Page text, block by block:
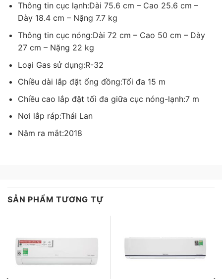
Tấm vi lọc bụi loại bỏ các tác nhân gây dị ứng
đường hô hấp có trong không khí
Giờ đây sức khỏe hô hấp của cả gia đình bạn luôn
tấm lọc này, mọi bụi bẩn, vi khuẩn hay các tác nhân
gây dị ứng trong không khí sẽ bị bắt giữ và loại bỏ
Thông tin cục lạnh:Dài 75.6 cm – Cao 25.6 cm –
Dày 18.4 cm – Nặng 7.7 kg
Thông tin cục nóng:Dài 72 cm – Cao 50 cm – Dày
27 cm – Nặng 22 kg
Loại Gas sử dụng:R-32
Chiều dài lắp đặt ống đồng:Tối đa 15 m
Chiều cao lắp đặt tối đa giữa cục nóng-lạnh:7 m
Nơi lắp ráp:Thái Lan
Năm ra mắt:2018
SẢN PHẨM TƯƠNG TỰ